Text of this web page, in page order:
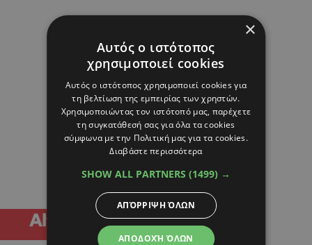
×
Αυτός ο ιστότοπος
χρησιμοποιεί cookies
Αυτός ο ιστότοπος χρησιμοποιεί cookies για
τη βελτίωση της εμπειρίας των χρηστών.
Χρησιμοποιώντας τον ιστότοπό μας, παρέχετε
τη συγκατάθεσή σας για όλα τα cookies
σύμφωνα με την Πολιτική μας για τα cookies.
Διαβάστε περισσότερα
SHOW ALL PARTNERS (1499) →
ΑΠΟΔΟΧΉ ΌΛΩΝ
ΑΠΌΡΡΙΨΗ ΌΛΩΝ